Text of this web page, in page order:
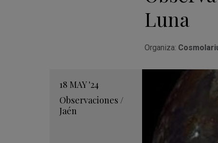
Luna
Organiza:
18 MAY'24
Observaciones /
Jaén